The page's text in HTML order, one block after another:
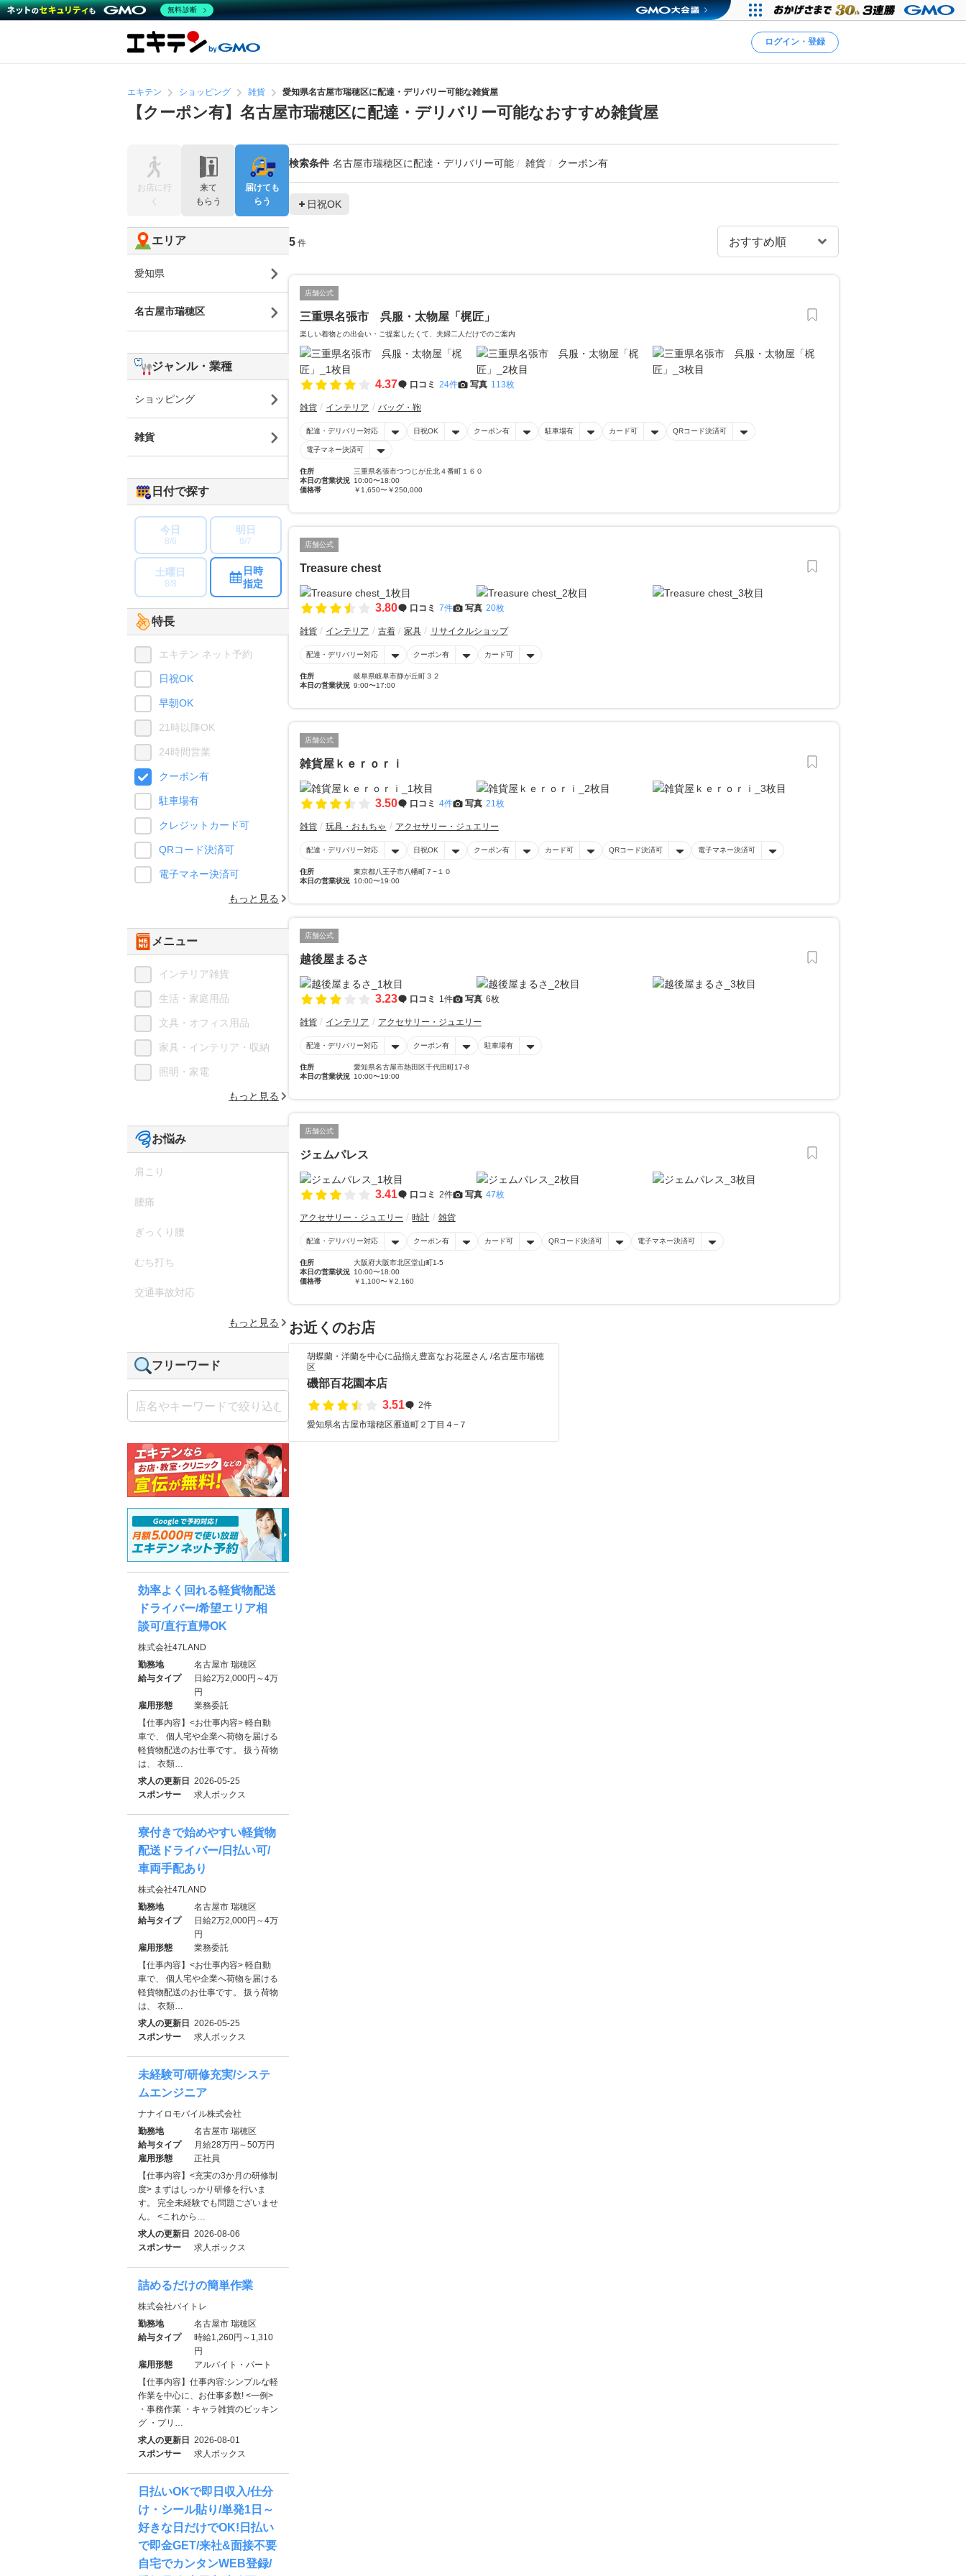
ログイン・登録
エキテン ショッピング 雑貨 愛知県名古屋市瑞穂区に配達・デリバリー可能な雑貨屋
【クーポン有】名古屋市瑞穂区に配達・デリバリー可能なおすすめ雑貨屋
検索条件 名古屋市瑞穂区に配達・デリバリー可能 雑貨 クーポン有
日祝OK
5 件
店舗公式
三重県名張市 呉服・太物屋「梶匠」
楽しい着物との出会い・ご提案したくて、夫婦二人だけでのご案内
4.37 口コミ 24件 写真 113枚
雑貨 インテリア バッグ・鞄
配達・デリバリー対応 日祝OK クーポン有 駐車場有 カード可 QRコード決済可
電子マネー決済可
住所
三重県名張市つつじが丘北４番町１６０
本日の営業状況 10:00〜18:00
価格帯
￥1,650〜￥250,000
店舗公式
Treasure chest
3.80 口コミ 7件 写真 20枚
雑貨 インテリア 古着 家具 リサイクルショップ
配達・デリバリー対応 クーポン有 カード可
住所
岐阜県岐阜市静が丘町３２
本日の営業状況 9:00〜17:00
店舗公式
雑貨屋ｋｅｒｏｒｉ
3.50 口コミ 4件 写真 21枚
雑貨 玩具・おもちゃ アクセサリー・ジュエリー
配達・デリバリー対応 日祝OK クーポン有 カード可 QRコード決済可 電子マネー決済可
住所
東京都八王子市八幡町７−１０
本日の営業状況 10:00〜19:00
店舗公式
越後屋まるさ
3.23 口コミ 1件 写真 6枚
雑貨 インテリア アクセサリー・ジュエリー
配達・デリバリー対応 クーポン有 駐車場有
住所
愛知県名古屋市熱田区千代田町17-8
本日の営業状況 10:00〜19:00
店舗公式
ジェムパレス
3.41 口コミ 2件 写真 47枚
アクセサリー・ジュエリー 時計 雑貨
配達・デリバリー対応 クーポン有 カード可 QRコード決済可 電子マネー決済可
住所
大阪府大阪市北区堂山町1-5
本日の営業状況 10:00〜18:00
価格帯
￥1,100〜￥2,160
お近くのお店
胡蝶蘭・洋蘭を中心に品揃え豊富なお花屋さん /名古屋市瑞穂
区
磯部百花園本店
3.51
2件
愛知県名古屋市瑞穂区雁道町２丁目４−７
お店に行
く
来て
もらう
届けても
らう
エリア
愛知県
名古屋市瑞穂区
ジャンル・業種
ショッピング
雑貨
日付で探す
今日
8/6
明日
8/7
土曜日
8/8
日時
指定
特長
エキテン ネット予約
日祝OK
早朝OK
21時以降OK
24時間営業
クーポン有
駐車場有
クレジットカード可
QRコード決済可
電子マネー決済可
もっと見る
メニュー
インテリア雑貨
生活・家庭用品
文具・オフィス用品
家具・インテリア・収納
照明・家電
もっと見る
お悩み
肩こり
腰痛
ぎっくり腰
むち打ち
交通事故対応
もっと見る
フリーワード
効率よく回れる軽貨物配送
ドライバー/希望エリア相
談可/直行直帰OK
株式会社47LAND
勤務地
名古屋市 瑞穂区
給与タイプ
日給2万2,000円～4万
円
雇用形態
業務委託
【仕事内容】<お仕事内容> 軽自動
車で、 個人宅や企業へ荷物を届ける
軽貨物配送のお仕事です。 扱う荷物
は、 衣類…
求人の更新日
2026-05-25
スポンサー
求人ボックス
寮付きで始めやすい軽貨物
配送ドライバー/日払い可/
車両手配あり
株式会社47LAND
勤務地
名古屋市 瑞穂区
給与タイプ
日給2万2,000円～4万
円
雇用形態
業務委託
【仕事内容】<お仕事内容> 軽自動
車で、 個人宅や企業へ荷物を届ける
軽貨物配送のお仕事です。 扱う荷物
は、 衣類…
求人の更新日
2026-05-25
スポンサー
求人ボックス
未経験可/研修充実/システ
ムエンジニア
ナナイロモバイル株式会社
勤務地
名古屋市 瑞穂区
給与タイプ
月給28万円～50万円
雇用形態
正社員
【仕事内容】<充実の3か月の研修制
度> まずはしっかり研修を行いま
す。 完全未経験でも問題ございませ
ん。 <これから…
求人の更新日
2026-08-06
スポンサー
求人ボックス
詰めるだけの簡単作業
株式会社バイトレ
勤務地
名古屋市 瑞穂区
給与タイプ
時給1,260円～1,310
円
雇用形態
アルバイト・パート
【仕事内容】仕事内容:シンプルな軽
作業を中心に、お仕事多数! <一例>
・事務作業 ・キャラ雑貨のピッキン
グ ・プリ…
求人の更新日
2026-08-01
スポンサー
求人ボックス
日払いOKで即日収入/仕分
け・シール貼り/単発1日～
好きな日だけでOK!日払い
で即金GET/来社&面接不要
自宅でカンタンWEB登録/
無料診断